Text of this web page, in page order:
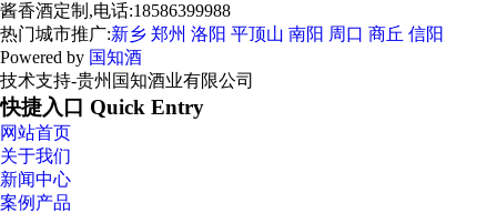
酱香酒定制,电话:18586399988
热门城市推广:新乡 郑州 洛阳 平顶山 南阳 周口 商丘 信阳
Powered by 国知酒
技术支持-贵州国知酒业有限公司
快捷入口 Quick Entry
网站首页
关于我们
新闻中心
案例产品